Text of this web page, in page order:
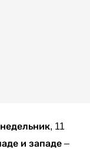
11
и западе –